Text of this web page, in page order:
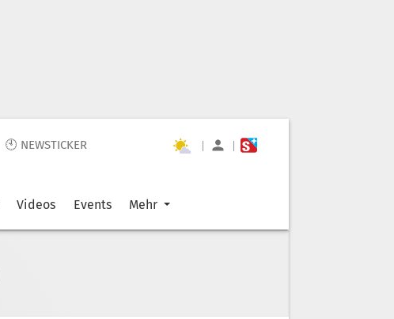
🕙 NEWSTICKER | |
Videos Events Mehr